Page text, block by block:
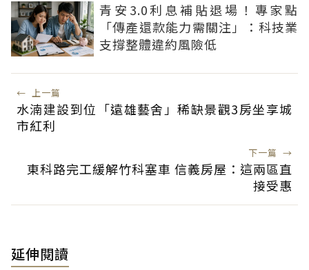
青安3.0利息補貼退場！專家點
「傳產還款能力需關注」：科技業
支撐整體違約風險低
← 上一篇
水湳建設到位「遠雄藝舍」稀缺景觀3房坐享城
市紅利
下一篇 →
東科路完工緩解竹科塞車 信義房屋：這兩區直
接受惠
延伸閱讀